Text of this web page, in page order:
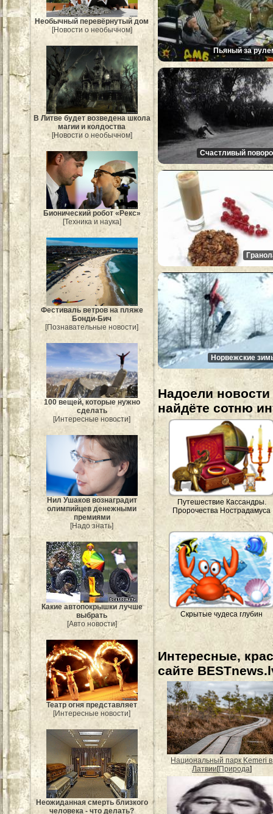
Необычный перевёрнутый дом
[Новости о необычном]
В Литве будет возведена школа
магии и колдоства
[Новости о необычном]
Бионический робот «Рекс»
[Техника и наука]
Фестиваль ветров на пляже
Бонди-Бич
[Познавательные новости]
100 вещей, которые нужно
сделать
[Интересные новости]
Нил Ушаков вознаградит
олимпийцев денежными
премиями
[Надо знать]
Какие автопокрышки лучше
выбрать
[Авто новости]
Театр огня представляет
[Интересные новости]
Неожиданная смерть близкого
человека - что делать?
Пьяный за
Счастливый
Норвежские
Надоели
найдёте сотню
Путешествие Кассандры.
Пророчества Нострадамуса
Скрытые чудеса глубин
Интересные,
сайте
Национальный парк Kemeri в
Латвии[Природа]